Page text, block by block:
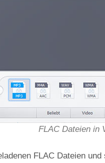
FLAC Dateien in
FLAC Dateien